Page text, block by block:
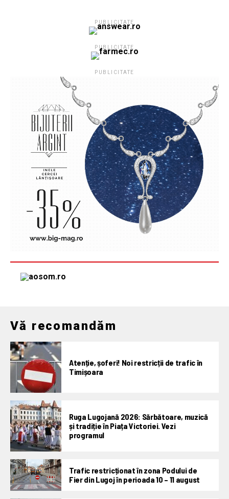
PUBLICITATE
PUBLICITATE
PUBLICITATE
Vă recomandăm
Atenție, șoferi! Noi restricții de trafic în
Timișoara
Ruga Lugojană 2026: Sărbătoare, muzică
și tradiție în Piața Victoriei. Vezi
programul
Trafic restricționat în zona Podului de
Fier din Lugoj în perioada 10 – 11 august